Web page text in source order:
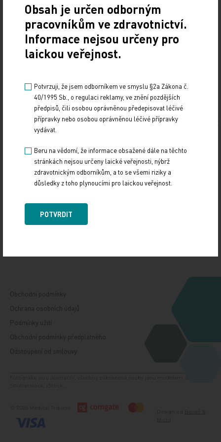
fakultní nemocnice v Praze zásadně zvýšily počty
intoxikací léky v kombinaci s návykovými…
VŠECHNY ČLÁNKY
MEDISEKCE
KURZY A VZDĚLÁVÁNÍ
KOMERČNÍ SPOLUPRÁCE
Tiskové zprávy
Autoři
Kalendář akcí
Obchodní podmínky
Ochrana osobních údajů
Podmínky užití
Obchodní podmínky předplatného
Odstoupení od smlouvy
Obsah je určen odborným
pracovníkům ve zdravotnictví.
Informace nejsou určeny pro
laickou veřejnost.
Potvrzuji, že jsem odborníkem ve smyslu §2a Zákona č.
40/1995 Sb., o regulaci reklamy, ve znění pozdějších
předpisů, čili osobou oprávněnou předepisovat léčivé
přípravky nebo osobou oprávněnou léčivé přípravky
vydávat.
Beru na vědomí, že informace obsažené dále na těchto
stránkách nejsou určeny laické veřejnosti, nýbrž
zdravotnickým odborníkům, a to se všemi riziky a
důsledky z toho plynoucími pro laickou veřejnost.
POTVRDIT